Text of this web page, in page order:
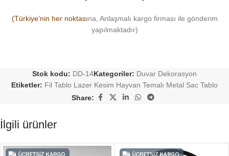
(Türkiye’nin her noktasına, Anlaşmalı kargo firması ile gönderim
yapılmaktadır)
Stok kodu: DD-14Kategoriler: Duvar Dekorasyon
Etiketler: Fil Tablo Lazer Kesim Hayvan Temalı Metal Sac Tablo
Share:
İlgili ürünler